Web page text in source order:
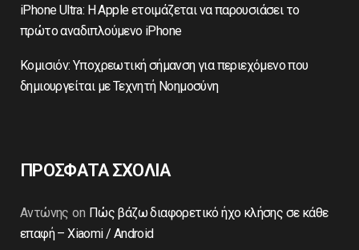
iPhone Ultra: Η Apple ετοιμάζεται να παρουσιάσει το
πρώτο αναδιπλούμενο iPhone
Κομισιόν: Υποχρεωτική σήμανση για περιεχόμενο που
δημιουργείται με Τεχνητή Νοημοσύνη
ΠΡΟΣΦΑΤΑ ΣΧΟΛΙΑ
Αντώνης on Πώς βάζω διαφορετικό ήχο κλήσης σε κάθε
επαφή – Xiaomi / Android